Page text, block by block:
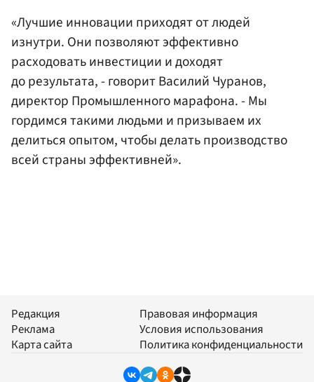
«Лучшие инновации приходят от людей
изнутри. Они позволяют эффективно
расходовать инвестиции и доходят
до результата, - говорит Василий Чуранов,
директор Промышленного марафона. - Мы
гордимся такими людьми и призываем их
делиться опытом, чтобы делать производство
всей страны эффективней».
Редакция
Реклама
Карта сайта
Правовая информация
Условия использования
Политика конфиденциальности